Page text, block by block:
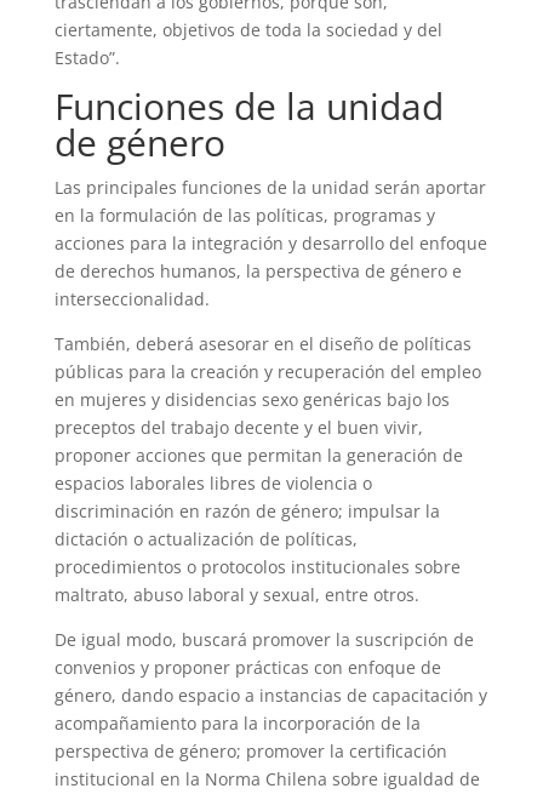
ciertamente, objetivos de toda la sociedad y del
Estado”.
Funciones de la unidad
de género
Las principales funciones de la unidad serán aportar
en la formulación de las políticas, programas y
acciones para la integración y desarrollo del enfoque
de derechos humanos, la perspectiva de género e
interseccionalidad.
También, deberá asesorar en el diseño de políticas
públicas para la creación y recuperación del empleo
en mujeres y disidencias sexo genéricas bajo los
preceptos del trabajo decente y el buen vivir,
proponer acciones que permitan la generación de
espacios laborales libres de violencia o
discriminación en razón de género; impulsar la
dictación o actualización de políticas,
procedimientos o protocolos institucionales sobre
maltrato, abuso laboral y sexual, entre otros.
De igual modo, buscará promover la suscripción de
convenios y proponer prácticas con enfoque de
género, dando espacio a instancias de capacitación y
acompañamiento para la incorporación de la
perspectiva de género; promover la certificación
institucional en la Norma Chilena sobre igualdad de